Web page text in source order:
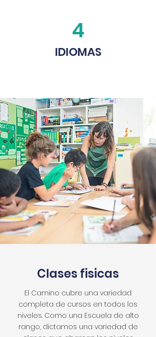
4
IDIOMAS
Clases fisicas
El Camino cubre una variedad
completa de cursos en todos los
niveles. Como una Escuela de alto
rango, dictamos una variedad de